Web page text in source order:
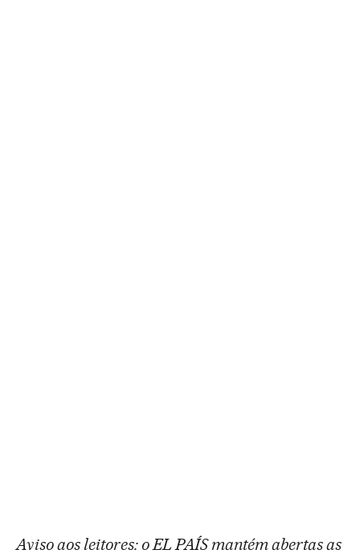
Aviso aos leitores: o EL PAÍS mantém abertas as